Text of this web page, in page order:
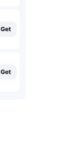
Player
Get
Ebooks
Get